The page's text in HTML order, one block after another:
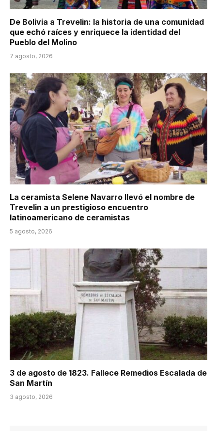
De Bolivia a Trevelin: la historia de una comunidad
que echó raíces y enriquece la identidad del
Pueblo del Molino
7 agosto, 2026
La ceramista Selene Navarro llevó el nombre de
Trevelin a un prestigioso encuentro
latinoamericano de ceramistas
5 agosto, 2026
3 de agosto de 1823. Fallece Remedios Escalada de
San Martín
3 agosto, 2026